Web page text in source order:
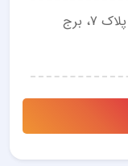
تهران، سعادت آباد، بلوار فرهنگ، پلاک 7، برج